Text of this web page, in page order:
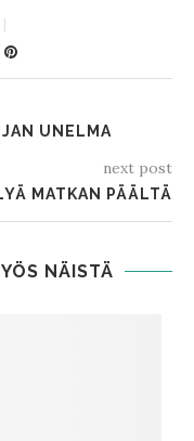
UNELMA
next post
MATKAN PÄÄLTÄ
NÄISTÄ